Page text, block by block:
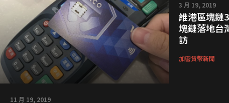
11 月 19, 2019
3 月 19, 2019
維港區塊鏈
塊鏈落地台
訪
加密貨幣新聞